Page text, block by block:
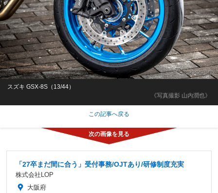
《写真撮影 山内潤也》
スズキ GSX-8S（13/44）
この記事へ戻る
「27卒まだ間に合う」受付事務/OJTあり/研修制度充実
株式会社LOP
大阪府